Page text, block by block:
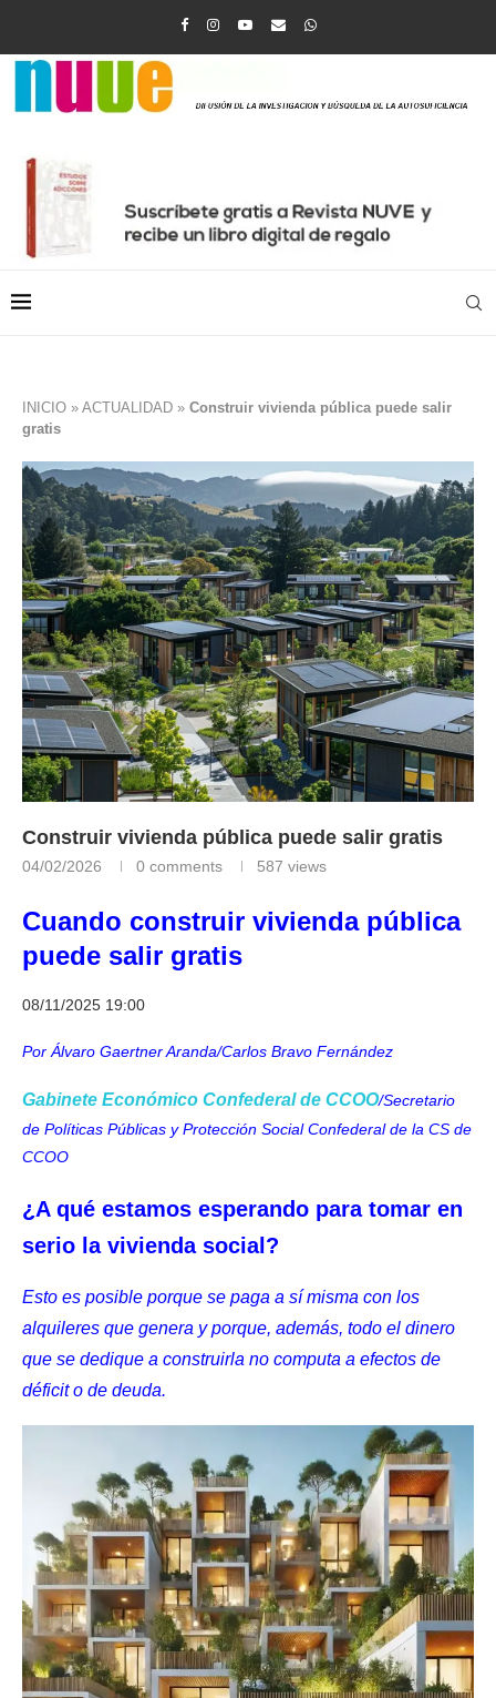
INICIO » ACTUALIDAD » Construir vivienda pública puede salir
gratis
Construir vivienda pública puede salir gratis
04/02/2026 0 comments 587 views
Cuando construir vivienda pública
puede salir gratis
08/11/2025 19:00
Por Álvaro Gaertner Aranda/Carlos Bravo Fernández
Gabinete Económico Confederal de CCOO/Secretario
de Políticas Públicas y Protección Social Confederal de la CS de
CCOO
¿A qué estamos esperando para tomar en
serio la vivienda social?
Esto es posible porque se paga a sí misma con los
alquileres que genera y porque, además, todo el dinero
que se dedique a construirla no computa a efectos de
déficit o de deuda.